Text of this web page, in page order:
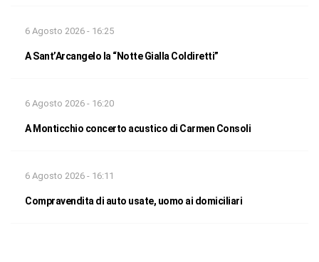
6 Agosto 2026 - 16:25
A Sant’Arcangelo la “Notte Gialla Coldiretti”
6 Agosto 2026 - 16:20
A Monticchio concerto acustico di Carmen Consoli
6 Agosto 2026 - 16:11
Compravendita di auto usate, uomo ai domiciliari